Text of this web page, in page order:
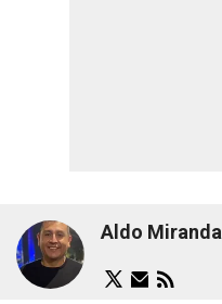
Aldo Miranda